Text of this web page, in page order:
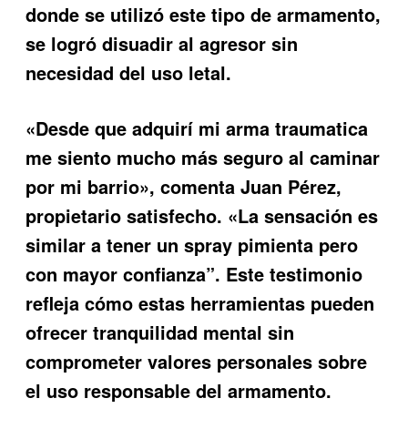
donde se utilizó este tipo de armamento,
se logró disuadir al agresor sin
necesidad del uso letal.
«Desde que adquirí mi arma traumatica
me siento mucho más seguro al caminar
por mi barrio», comenta Juan Pérez,
propietario satisfecho. «La sensación es
similar a tener un spray pimienta pero
con mayor confianza”. Este testimonio
refleja cómo estas herramientas pueden
ofrecer tranquilidad mental sin
comprometer valores personales sobre
el uso responsable del armamento.